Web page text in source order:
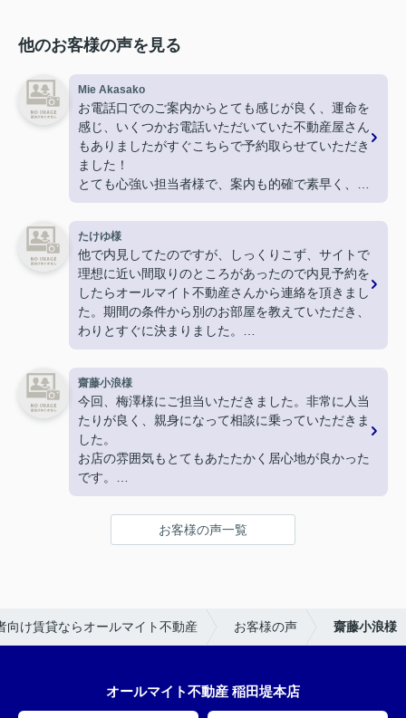
他のお客様の声を見る
Mie Akasako
お電話口でのご案内からとても感じが良く、運命を
感じ、いくつかお電話いただいていた不動産屋さん
もありましたがすぐこちらで予約取らせていただき
ました！
とても心強い担当者様で、案内も的確で素早く、
物件決定後も採寸に行ってくださったり
引越しギリギリになってしまった新居の鍵を現住所
まで届けてくださったりと
神対応でした！
駅周辺のおすすめスポットなども教えてくださり、
終始親切丁寧、分かりやすくご対応いただきまし
た。
とても気持ちの良いお部屋探しができ、素敵な不動
嬉しいです。
本当にありがとうございました！
たけゆ様
他で内見してたのですが、しっくりこず、サイトで
理想に近い間取りのところがあったので内見予約を
したらオールマイト不動産さんから連絡を頂きまし
た。期間の条件から別のお部屋を教えていただき、
わりとすぐに決まりました。
ありがとうございました。
齋藤小浪様
今回、梅澤様にご担当いただきました。非常に人当
たりが良く、親身になって相談に乗っていただきま
した。
お店の雰囲気もとてもあたたかく居心地が良かった
です。
こちらでお家探しをして良かったです。ありがとう
ございます。
お客様の声一覧
向け賃貸ならオールマイト不動産 お客様の声 齋藤小浪様
オールマイト不動産 稲田堤本店